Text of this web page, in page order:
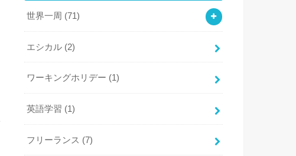
世界一周 (71)
エシカル (2)
ワーキングホリデー (1)
英語学習 (1)
フリーランス (7)